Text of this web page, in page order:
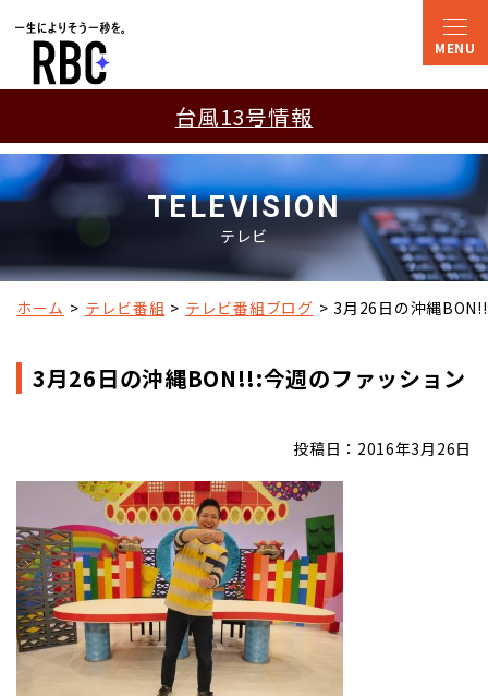
台風13号情報
TELEVISION
テレビ
ホーム テレビ番組 テレビ番組ブログ 3月26日の沖縄
3月26日の沖縄BON!!:今週のファッション
投稿日：2016年3月26日